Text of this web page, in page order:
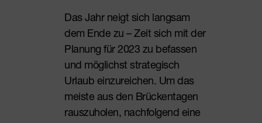
Das Jahr neigt sich langsam
dem Ende zu – Zeit sich mit der
Planung für 2023 zu befassen
und möglichst strategisch
Urlaub einzureichen. Um das
meiste aus den Brückentagen
rauszuholen, nachfolgend eine